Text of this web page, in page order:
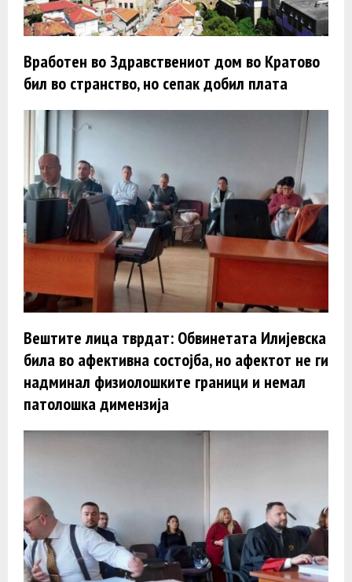
Вработен во Здравствениот дом во Кратово
бил во странство, но сепак добил плата
Вештите лица тврдат: Обвинетата Илијевска
била во афективна состојба, но афектот не ги
надминал физиолошките граници и немал
патолошка димензија